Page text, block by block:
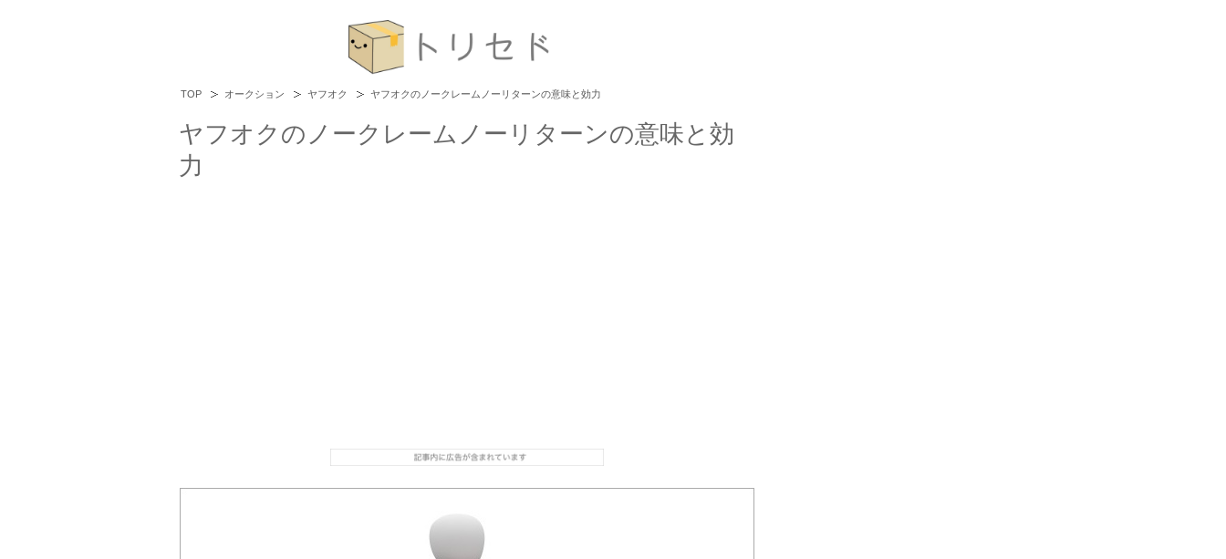
TOP オークション ヤフオク ヤフオクのノークレームノーリターンの意味と効力
ヤフオクのノークレームノーリターンの意味と効
力